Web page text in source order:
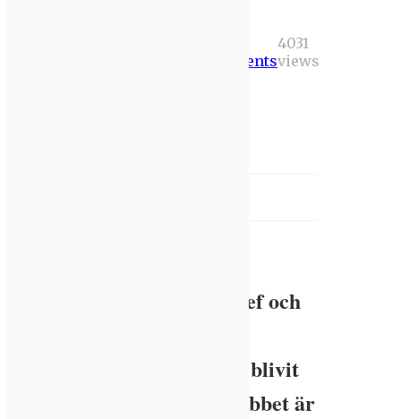
Comments
4031
views
verksamhetsutvecklingschef och
Kalmarhem har hela livet blivit
en hållbarhetsarena. På jobbet är